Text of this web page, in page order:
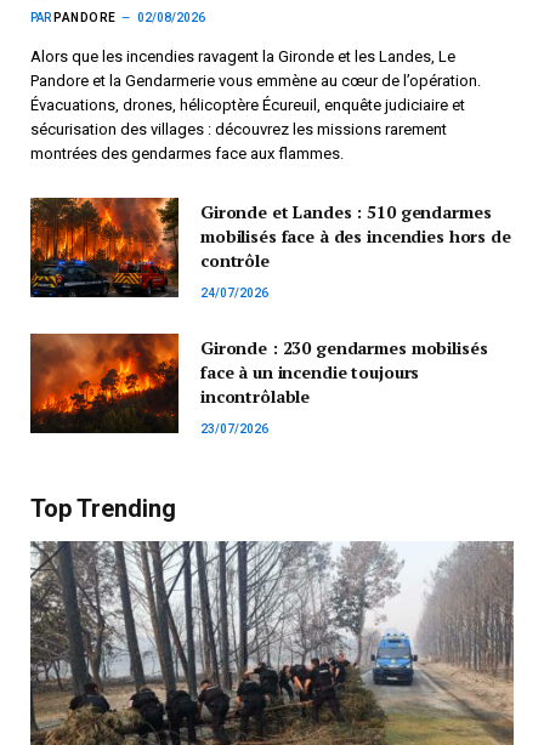
PAR PANDORE 02/08/2026
Alors que les incendies ravagent la Gironde et les Landes, Le
Pandore et la Gendarmerie vous emmène au cœur de l’opération.
Évacuations, drones, hélicoptère Écureuil, enquête judiciaire et
sécurisation des villages : découvrez les missions rarement
montrées des gendarmes face aux flammes.
Gironde et Landes : 510 gendarmes
mobilisés face à des incendies hors de
contrôle
24/07/2026
Gironde : 230 gendarmes mobilisés
face à un incendie toujours
incontrôlable
23/07/2026
Top Trending